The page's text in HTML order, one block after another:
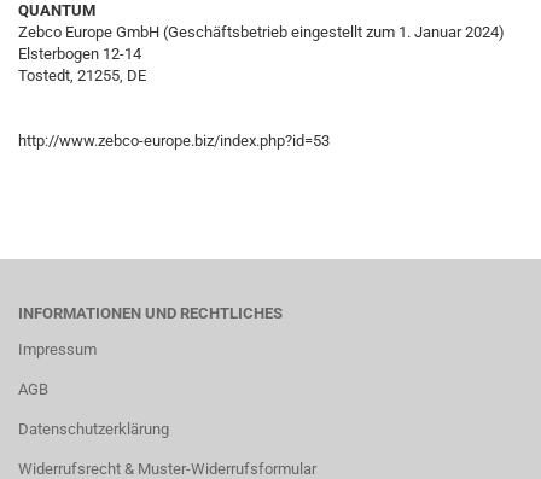
QUANTUM
Zebco Europe GmbH (Geschäftsbetrieb eingestellt zum 1. Januar 2024)
Elsterbogen 12-14
Tostedt, 21255, DE
http://www.zebco-europe.biz/index.php?id=53
INFORMATIONEN UND RECHTLICHES
Impressum
AGB
Datenschutzerklärung
Widerrufsrecht & Muster-Widerrufsformular